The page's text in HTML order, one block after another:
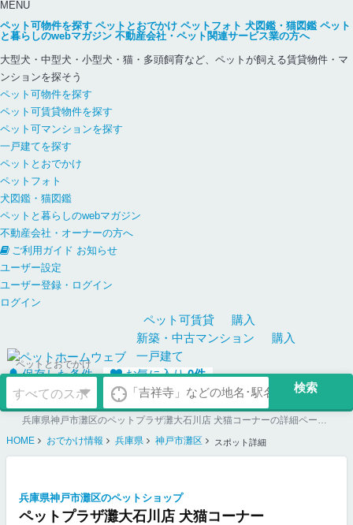
MENU
ペット可物件を探す ペットとおでかけ ペットフォト 犬図鑑・猫図鑑 ペット
と暮らしのwebマガジン 不動産会社・ペット関連サービス業の方へ
大型犬・中型犬・小型犬・猫・多頭飼育など、ペットが飼える賃貸物件・マ
ンションを探そう
ペット可物件を探す
ペット可賃貸物件を探す
ペット可マンションを探す
一戸建てを探す
ペットとおでかけ
ペットフォト
犬図鑑・猫図鑑
ペットと暮らしのwebマガジン
不動産会社・オーナーの方へ
ご利用ガイド お知らせ
ユーザー設定
ユーザー登録・ログイン
ログイン
ペット可賃貸
購入
新築・中古マンション
購入
一戸建て
保存した条件
お気に入り0件
ペットとおでかけ
兵庫県神戸市灘区のペットプラザ灘大石川店 犬猫コーナーの詳細ページ。ペット同伴可のお店探しならペットホームウェブ。ペット可賃貸のお部屋探し、ペット可マンション購入のご検討時にもご利用ください。
HOME
おでかけ情報 兵庫県 神戸市灘区 スポット詳細
兵庫県神戸市灘区のペットショップ
ペットプラザ灘大石川店 犬猫コーナー